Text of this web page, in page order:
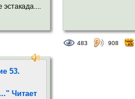
483 908
53.
Читает